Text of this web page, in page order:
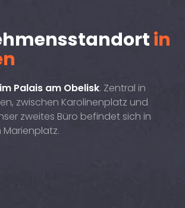
in
Palais am Obelisk. Zentral in
zwischen Karolinenplatz und
zweites Büro befindet sich in